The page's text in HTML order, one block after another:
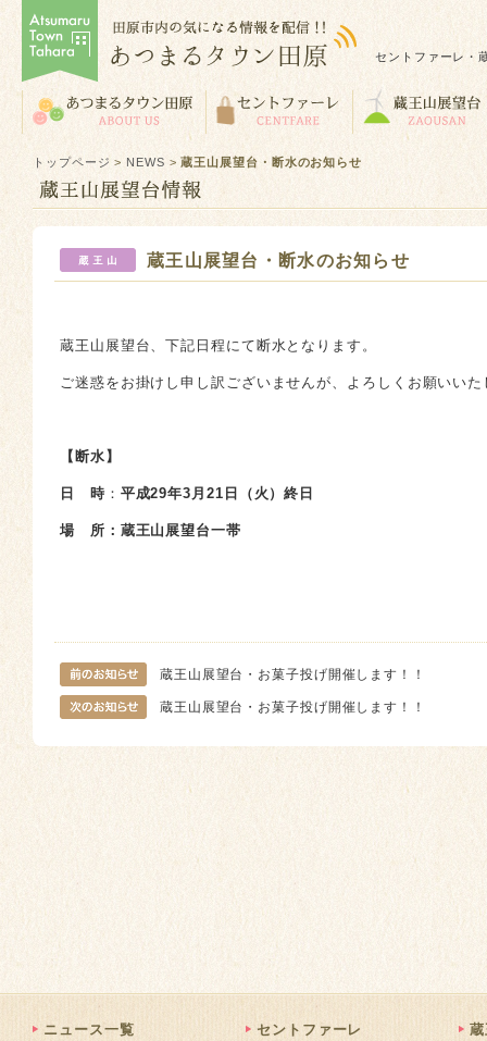
セントファーレ・
トップページ > NEWS >蔵王山展望台・断水のお知らせ
蔵王山展望台・断水のお知らせ
蔵王山展望台、下記日程にて断水となります。
ご迷惑をお掛けし申し訳ございませんが、よろしくお願いいた
【断水】
日 時 ： 平成29年3 月21日（火）終日
場 所：蔵王山展望台一帯
蔵王山展望台・お菓子投げ開催します！！
蔵王山展望台・お菓子投げ開催します！！
ニュース一覧 セントファーレ